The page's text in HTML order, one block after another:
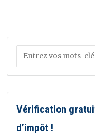
Vérification
d’impôt !